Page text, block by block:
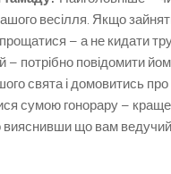
весілля. Якщо
– а не кидати
– потрібно повідомити
свята і домовитись про
сумою гонорару –
вияснивши що вам